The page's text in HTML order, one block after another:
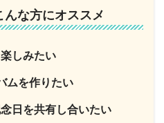
な方にオススメ
しみたい
ムを作りたい
日を共有し合いたい